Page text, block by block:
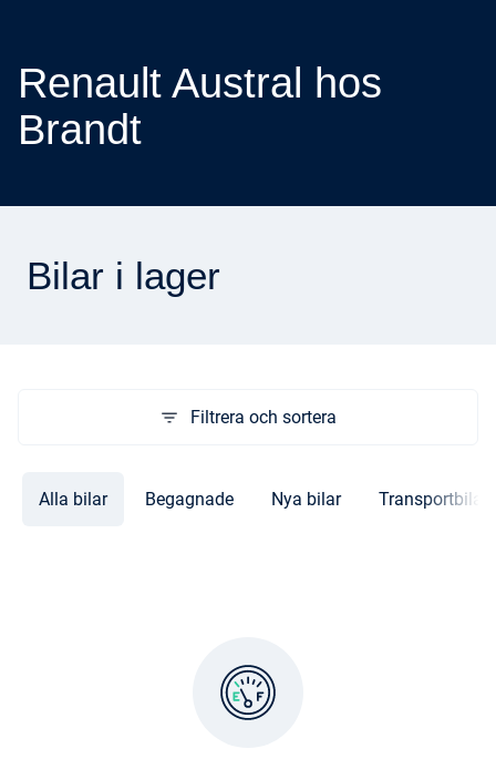
Renault Austral hos
Brandt
Bilar i lager
Filtrera och sortera
Alla bilar Begagnade Nya bilar Transportbilar